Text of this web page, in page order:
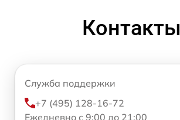
Контакты
Служба поддержки
+7 (495) 128-16-72
Ежедневно с 9:00 до 21:00